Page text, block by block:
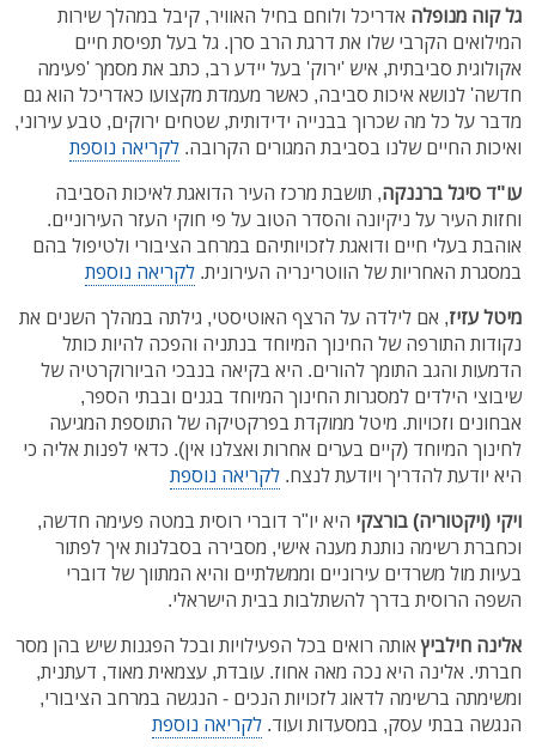
גל קוה מנופלה אדריכל ולוחם בחיל האוויר, קיבל במהלך שירות
המילואים הקרבי שלו את דרגת הרב סרן. גל בעל תפיסת חיים
אקולוגית סביבתית, איש 'ירוק' בעל יידע רב, כתב את מסמך 'פעימה
חדשה' לנושא איכות סביבה, כאשר מעמדת מקצועו כאדריכל הוא גם
מדבר על כל מה שכרוך בבנייה ידידותית, שטחים ירוקים, טבע עירוני,
ואיכות החיים שלנו בסביבת המגורים הקרובה. לקריאה נוספת
עו"ד סיגל ברננקה, תושבת מרכז העיר הדואגת לאיכות הסביבה
וחזות העיר על ניקיונה והסדר הטוב על פי חוקי העזר העירוניים.
אוהבת בעלי חיים ודואגת לזכויותיהם במרחב הציבורי ולטיפול בהם
במסגרת האחריות של הווטרינריה העירונית. לקריאה נוספת
מיטל עזיז, אם לילדה על הרצף האוטיסטי, גילתה במהלך השנים את
נקודות התורפה של החינוך המיוחד בנתניה והפכה להיות כותל
הדמעות והגב התומך להורים. היא בקיאה בנבכי הביורוקרטיה של
שיבוצי הילדים למסגרות החינוך המיוחד בגנים ובבתי הספר,
אבחונים וזכויות. מיטל ממוקדת בפרקטיקה של התוספת המגיעה
לחינוך המיוחד (קיים בערים אחרות ואצלנו אין). כדאי לפנות אליה כי
היא יודעת להדריך ויודעת לנצח. לקריאה נוספת
ויקי (ויקטוריה) בורצקי היא יו"ר דוברי רוסית במטה פעימה חדשה,
וכחברת רשימה נותנת מענה אישי, מסבירה בסבלנות איך לפתור
בעיות מול משרדים עירוניים וממשלתיים והיא המתווך של דוברי
השפה הרוסית בדרך להשתלבות בבית הישראלי.
אלינה חילביץאותה רואים בכל הפעילויות ובכל הפגנות שיש בהן מסר
חברתי. אלינה היא נכה מאה אחוז. עובדת, עצמאית מאוד, דעתנית,
ומשימתה ברשימה לדאוג לזכויות הנכים - הנגשה במרחב הציבורי,
הנגשה בבתי עסק, במסעדות ועוד. לקריאה נוספת